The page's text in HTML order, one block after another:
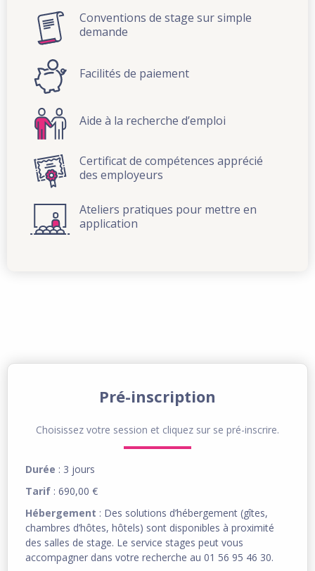
Conventions de stage sur simple
demande
Facilités de paiement
Aide à la recherche d’emploi
Certificat de compétences apprécié
des employeurs
Ateliers pratiques pour mettre en
application
Pré-inscription
Choisissez votre session et cliquez sur se pré-inscrire.
Durée : 3 jours
Tarif : 690,00 €
Hébergement : Des solutions d’hébergement (gîtes,
chambres d’hôtes, hôtels) sont disponibles à proximité
des salles de stage. Le service stages peut vous
accompagner dans votre recherche au 01 56 95 46 30.